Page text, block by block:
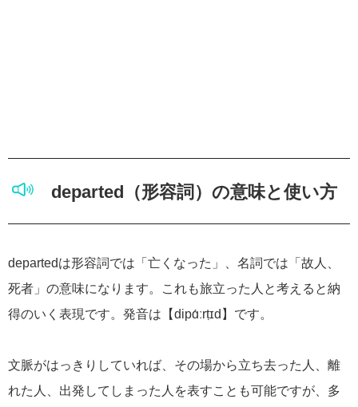
departed（形容詞）の意味と使い方
departedは形容詞では「亡くなった」、名詞では「故人、
死者」の意味になります。これも旅立った人と考えると納
得のいく表現です。発音は【dipɑ́ːrṭɪd】です。
文脈がはっきりしていれば、その場から立ち去った人、離
れた人、出発してしまった人を表すことも可能ですが、多